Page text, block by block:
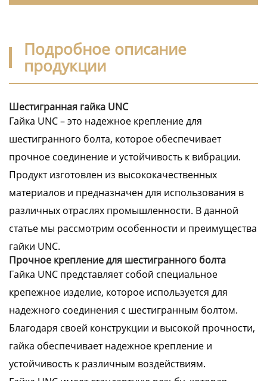
Подробное описание
продукции
Шестигранная гайка UNC
Гайка UNC – это надежное крепление для
шестигранного болта, которое обеспечивает
прочное соединение и устойчивость к вибрации.
Продукт изготовлен из высококачественных
материалов и предназначен для использования в
различных отраслях промышленности. В данной
статье мы рассмотрим особенности и преимущества
гайки UNC.
Прочное крепление для шестигранного болта
Гайка UNC представляет собой специальное
крепежное изделие, которое используется для
надежного соединения с шестигранным болтом.
Благодаря своей конструкции и высокой прочности,
гайка обеспечивает надежное крепление и
устойчивость к различным воздействиям.